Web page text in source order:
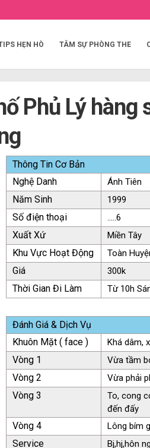
HẸN HÒ TÂM SỰ PHÒNG THE
Phủ Lý hàng
Thông Tin Cơ Bản
Nghệ Danh
Ánh Tiên
Năm Sinh 1999
Số điện thoại .....6
Xuất Xứ Miền Tây
Khu Vực Hoạt Động Toàn
Giá 300k
Thời Gian Đi Làm Từ 10h
Đánh Giá & Dịch Vụ
Khuôn Mặt ( face )
Khá dâm,
Vòng 1 Vừa tầm
Vòng 2 Vừa phải
Vòng 3
To, cong
đến đấy
Vòng 4 Lông bím
Service
Bj,hj,hôn